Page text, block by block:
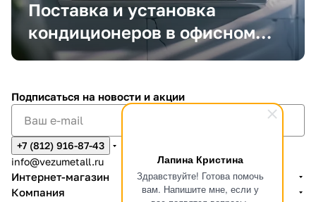
Лапина Кристина
Здравствуйте! Готова помочь
вам. Напишите мне, если у
Поставка и установка
кондиционеров в офисном
помещении
Подписаться на новости и акции
+7 (812) 916-87-43
info@vezumetall.ru
Интернет-магазин
Компания